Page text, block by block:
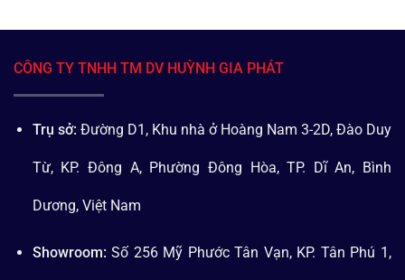
CÔNG TY TNHH TM DV HUỲNH GIA PHÁT
Trụ sở: Đường D1, Khu nhà ở Hoàng Nam 3-2D, Đào Duy
Từ, KP. Đông A, Phường Đông Hòa, TP. Dĩ An, Bình
Dương, Việt Nam
Showroom: Số 256 Mỹ Phước Tân Vạn, KP. Tân Phú 1,